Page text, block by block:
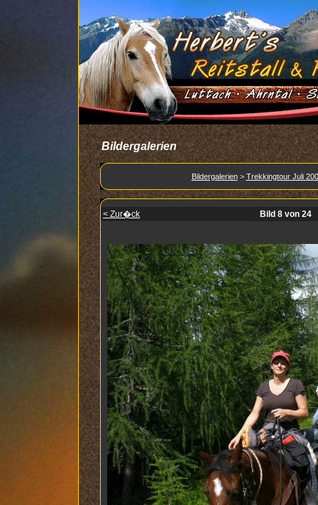
Bildergalerien
Bildergalerien> Trekkingtour Juli
< Zur�ck Bild 8 von 24